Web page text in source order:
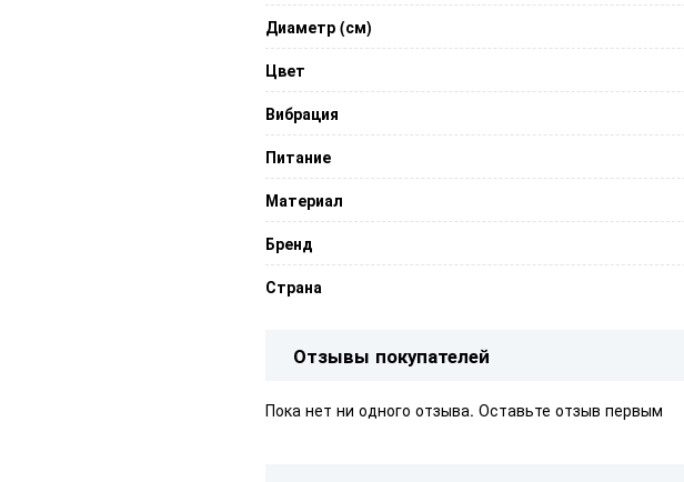
Диаметр (см)
Цвет
Вибрация
Питание
Материал
Бренд
Страна
Отзывы покупателей
Пока нет ни одного отзыва. Оставьте отзыв первым